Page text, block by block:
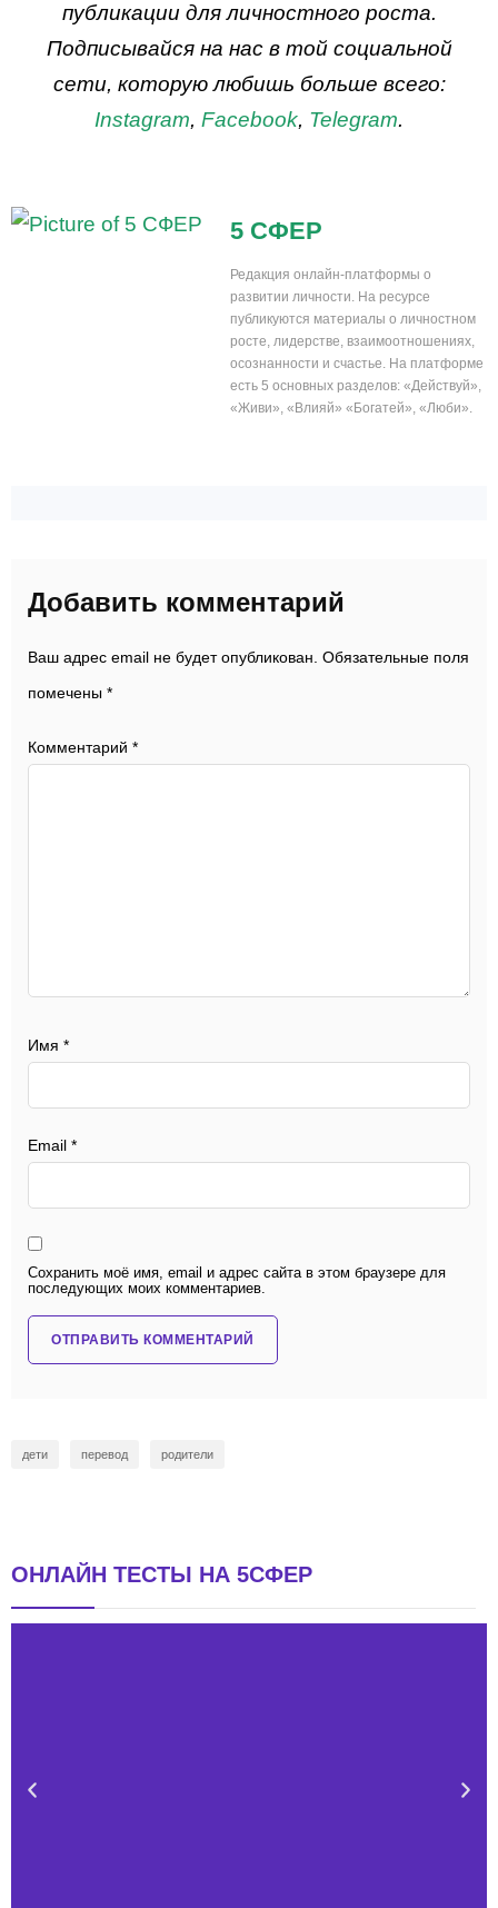
публикации для личностного роста.
Подписывайся на нас в той социальной
сети, которую любишь больше всего:
Instagram, Facebook, Telegram.
5 СФЕР
Редакция онлайн-платформы о
развитии личности. На ресурсе
публикуются материалы о личностном
росте, лидерстве, взаимоотношениях,
осознанности и счастье. На платформе
есть 5 основных разделов: «Действуй»,
«Живи», «Влияй» «Богатей», «Люби».
Добавить комментарий
Ваш адрес email не будет опубликован. Обязательные поля
помечены *
Комментарий *
Имя *
Email *
Сохранить моё имя, email и адрес сайта в этом браузере для
последующих моих комментариев.
дети перевод родители
ОНЛАЙН ТЕСТЫ НА 5СФЕР